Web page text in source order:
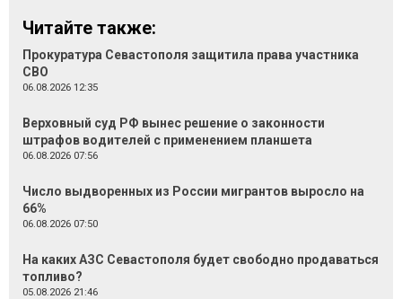
Читайте также:
Прокуратура Севастополя защитила права участника
СВО
06.08.2026 12:35
Верховный суд РФ вынес решение о законности
штрафов водителей с применением планшета
06.08.2026 07:56
Число выдворенных из России мигрантов выросло на
66%
06.08.2026 07:50
На каких АЗС Севастополя будет свободно продаваться
топливо?
05.08.2026 21:46